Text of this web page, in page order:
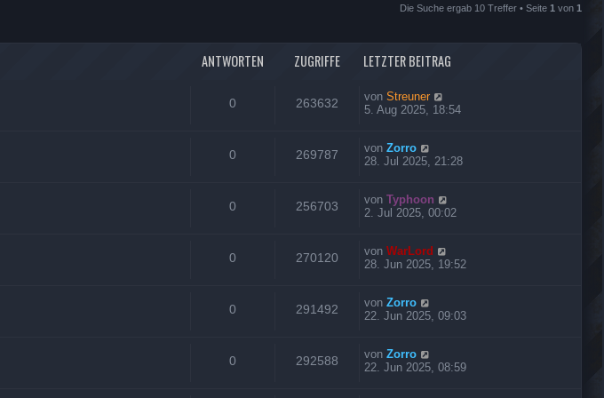
Die Suche ergab 10 Treffer • Seite 1 von 1
ANTWORTEN ZUGRIFFE LETZTER BEITRAG
0 263632 von Streuner
5. Aug 2025, 18:54
0 269787 von Zorro
28. Jul 2025, 21:28
0 256703 von Typhoon
2. Jul 2025, 00:02
0 270120 von WarLord
28. Jun 2025, 19:52
0 291492 von Zorro
22. Jun 2025, 09:03
0 292588 von Zorro
22. Jun 2025, 08:59